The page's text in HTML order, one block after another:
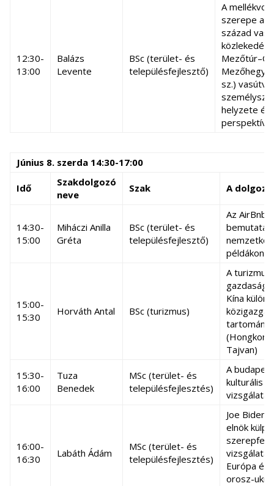
12:30-
13:00
Balázs
Levente
BSc (terület- és
településfejlesztő)
A
szerepe a
század
sz.)
helyzete és
Június 8. szerda 14:30-17:00
Idő
Szakdolgozó
neve
Szak A
14:30-
15:00
Miháczi Anilla
Gréta
BSc (terület- és
településfejlesztő)
Az AirBnb
példákon
15:00-
15:30
Horváth Antal BSc (turizmus)
A turizmus
gazdasági
Kína
Tajvan)
15:30-
16:00
Tuza
Benedek
MSc (terület- és
településfejlesztés)
A
kulturális
vizsgálata
16:00-
16:30
Labáth Ádám
MSc (terület- és
településfejlesztés)
Joe Biden
elnök
vizsgálata
Európa és
orosz-